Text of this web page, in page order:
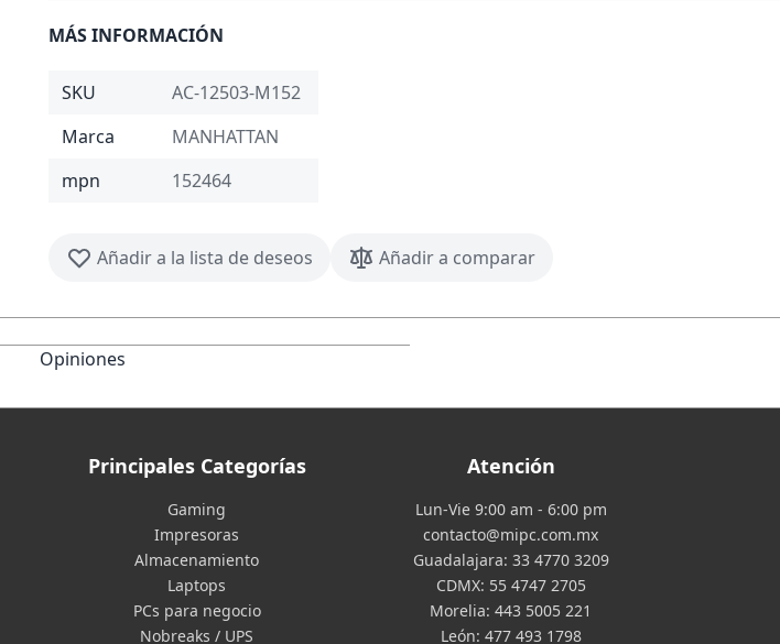
MÁS INFORMACIÓN
SKU
AC-12503-M152
Marca
MANHATTAN
mpn
152464
Añadir a la lista de deseos Añadir a comparar
Opiniones
Principales Categorías
Gaming
Impresoras
Almacenamiento
Laptops
PCs para negocio
Nobreaks / UPS
Atención
Lun-Vie 9:00 am - 6:00 pm
contacto@mipc.com.mx
Guadalajara: 33 4770 3209
CDMX: 55 4747 2705
Morelia: 443 5005 221
León: 477 493 1798